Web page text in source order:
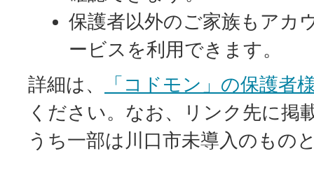
保護者以外のご家族もアカ
ービスを利用できます。
詳細は、
「コドモン」の保護者
ください。なお、リンク先に掲
うち一部は川口市未導入のもの